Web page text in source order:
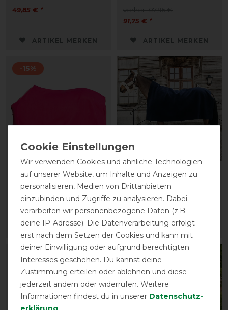
49,85 € *
ARTIKEL MERKEN
91,75 € *
ARTIKEL MERKEN
-15%
HKM Abschwitzdecke
Alaska
vorher 31,95 €
27,15 € *
ARTIKEL MERKEN
Kentucky Horsewear
Fleecedecke Square
Heavy - Marineblau
104,99 € *
ARTIKEL MERKEN
-10%
Wir verwenden Cookies und ähnliche Technologien
auf unserer Website, um Inhalte und Anzeigen zu
personalisieren, Medien von Drittanbietern
einzubinden und Zugriffe zu analysieren. Dabei
verarbeiten wir personenbezogene Daten (z.B.
deine IP-Adresse). Die Datenverarbeitung erfolgt
erst nach dem Setzen der Cookies und kann mit
deiner Einwilligung oder aufgrund berechtigten
Interesses geschehen. Du kannst deine
Zustimmung erteilen oder ablehnen und diese
jederzeit ändern oder widerrufen. Weitere
Informationen findest du in unserer Daten­schutz­